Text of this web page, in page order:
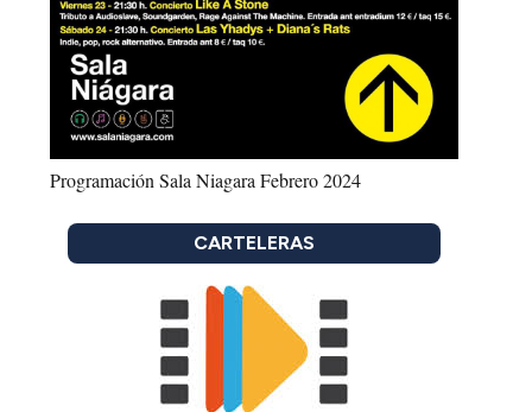
Programación Sala Niagara Febrero 2024
CARTELERAS